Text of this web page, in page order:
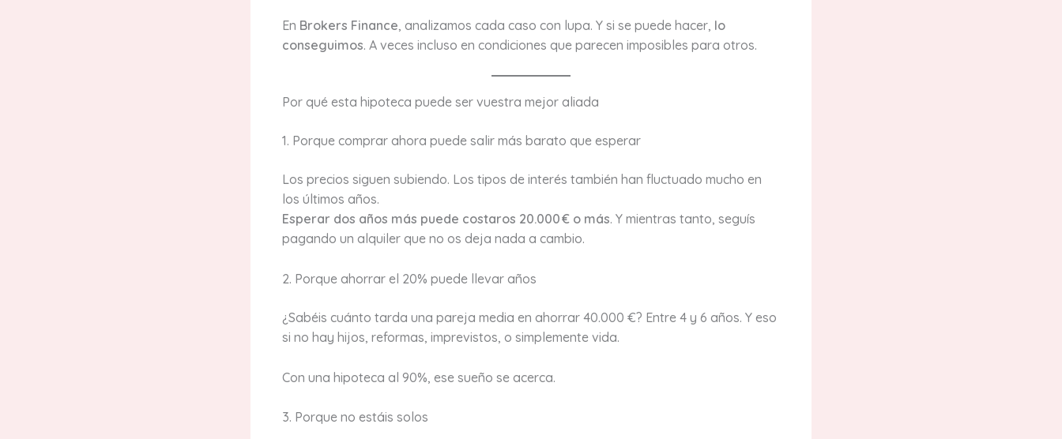
En Brokers Finance , analizamos cada caso con lupa. Y si se puede hacer, lo
conseguimos. A veces incluso en condiciones que parecen imposibles para otros.
Por qué esta hipoteca puede ser vuestra mejor aliada
1. Porque comprar ahora puede salir más barato que esperar
Los precios siguen subiendo. Los tipos de interés también han fluctuado mucho en
los últimos años.
Esperar dos años más puede costaros 20.000 € o más. Y mientras tanto, seguís
pagando un alquiler que no os deja nada a cambio.
2. Porque ahorrar el 20% puede llevar años
¿Sabéis cuánto tarda una pareja media en ahorrar 40.000 €? Entre 4 y 6 años. Y eso
si no hay hijos, reformas, imprevistos, o simplemente vida.
Con una hipoteca al 90%, ese sueño se acerca.
3. Porque no estáis solos